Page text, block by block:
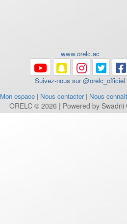
www.orelc.ac
Suivez-nous sur @orelc_officiel
Mon espace | Nous contacter| Nous
ORELC © 2026 | Powered by Swadrii